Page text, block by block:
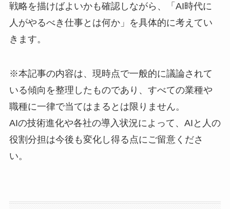
戦略を描けばよいかも確認しながら、「AI時代に
人がやるべき仕事とは何か」を具体的に考えてい
きます。
※本記事の内容は、現時点で一般的に議論されて
いる傾向を整理したものであり、すべての業種や
職種に一律で当てはまるとは限りません。
AIの技術進化や各社の導入状況によって、AIと人の
役割分担は今後も変化し得る点にご留意くださ
い。